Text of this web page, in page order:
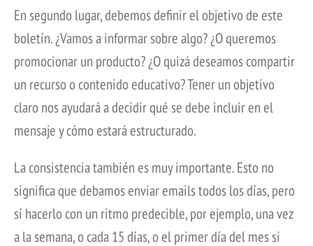
En segundo lugar, debemos definir el objetivo de este
boletín. ¿Vamos a informar sobre algo? ¿O queremos
promocionar un producto? ¿O quizá deseamos compartir
un recurso o contenido educativo? Tener un objetivo
claro nos ayudará a decidir qué se debe incluir en el
mensaje y cómo estará estructurado.
La consistencia también es muy importante. Esto no
significa que debamos enviar emails todos los días, pero
sí hacerlo con un ritmo predecible, por ejemplo, una vez
a la semana, o cada 15 días, o el primer día del mes si